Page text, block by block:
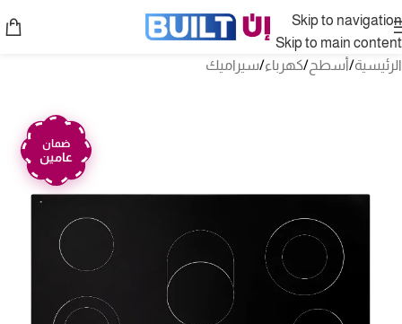
Skip to navigation
Skip to main content
الرئيسية/أسطح/كهرباء/سيراميك
ضمان
عامين